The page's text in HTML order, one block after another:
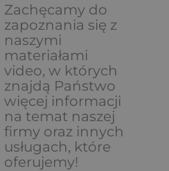
Zachęcamy do
zapoznania się z
naszymi
materiałami
video, w których
znajdą Państwo
więcej informacji
na temat naszej
firmy oraz innych
usługach, które
oferujemy!